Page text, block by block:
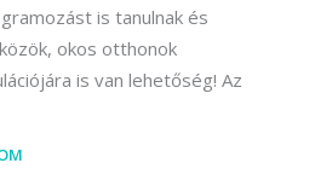
is tanulnak és
okos otthonok
is van lehetőség! Az